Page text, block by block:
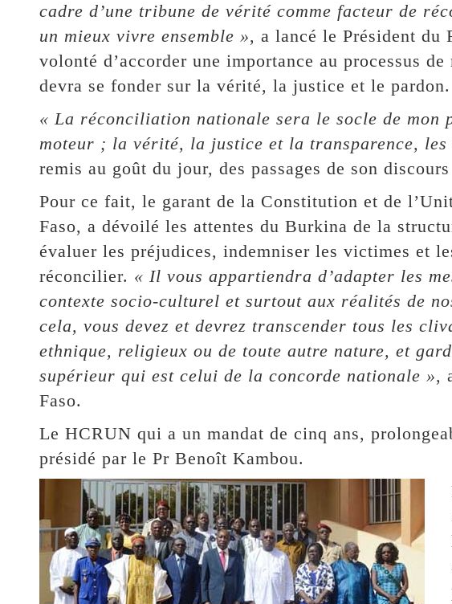
cadre d’une tribune de vérité comme facteur de
un mieux vivre ensemble », a lancé le Président du
volonté d’accorder une importance au processus
devra se fonder sur la vérité, la justice et le pardon.
« La réconciliation nationale sera le socle de mon
moteur ; la vérité, la justice et la transparence, les
remis au goût du jour, des passages de son
Pour ce fait, le garant de la Constitution et de
Faso, a dévoilé les attentes du Burkina de la
évaluer les préjudices, indemniser les victimes et
réconcilier. « Il vous appartiendra d’adapter les
contexte socio-culturel et surtout aux réalités de
cela, vous devez et devrez transcender tous les
ethnique, religieux ou de toute autre nature, et
supérieur qui est celui de la concorde nationale »,
Faso.
Le HCRUN qui a un mandat de cinq ans,
présidé par le Pr Benoît Kambou.